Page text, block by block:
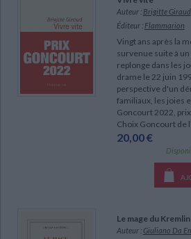
Bibliothèque de la Pléiade
Classiques scolaires
Littérature de voyage
Littérature en version originale
Histoire de France
Histoire - Généralités
Histoire ancienne
Auteur : Brigitte Giraud
Éditeur : Flammarion
Vingt ans après la
survenue suite à
replonge dans les
drame le 22 juin
perspective d'un
familiaux, les joies
Goncourt 2022,
Choix Goncourt de
20,00 €
Le mage du Kremlin
Auteur : Giuliano Da